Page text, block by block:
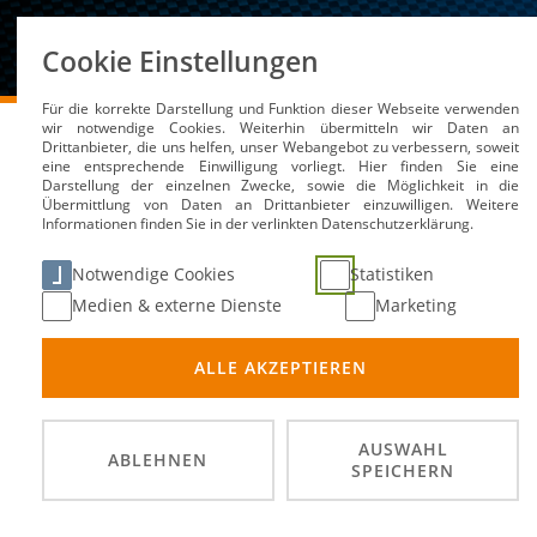
DMSB Medien / Service Kalender 29. ADAC
29. ADAC Rallye Bad
02.
ADAC
Cookie Einstellungen
Für die korrekte Darstellung und Funktion dieser Webseite verwenden
wir notwendige Cookies. Weiterhin übermitteln wir Daten an
Drittanbieter, die uns helfen, unser Webangebot zu verbessern, soweit
eine entsprechende Einwilligung vorliegt. Hier finden Sie eine
Darstellung der einzelnen Zwecke, sowie die Möglichkeit in die
Übermittlung von Daten an Drittanbieter einzuwilligen. Weitere
Informationen finden Sie in der verlinkten Datenschutzerklärung.
Notwendige Cookies
Statistiken
Medien & externe Dienste
Marketing
ALLE AKZEPTIEREN
ABLEHNEN
AUSWAHL
SPEICHERN